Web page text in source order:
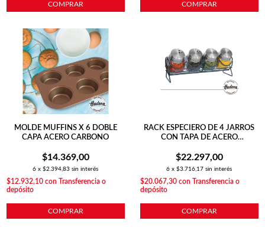
COMPRAR COMPRAR
MOLDE MUFFINS X 6 DOBLE
CAPA ACERO CARBONO
$14.369,00
6 x$2.394,83 sin interés
$12.932,10con Transferencia o
depósito
COMPRAR
RACK ESPECIERO DE 4 JARROS
CON TAPA DE ACERO
$22.297,00
6 x$3.716,17 sin interés
$20.067,30con Transferencia o
depósito
COMPRAR